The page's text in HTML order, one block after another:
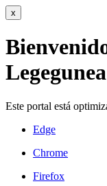
x
Legegunea
Este portal está
Edge
Chrome
Firefox